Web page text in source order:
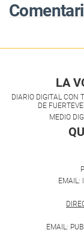
LA
DIARIO DIGITAL CON
DE
MEDIO
EMAIL:
EMAIL: